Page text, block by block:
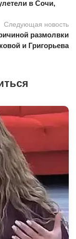
в Сочи,
Следующая новость
размолвки
и Григорьева